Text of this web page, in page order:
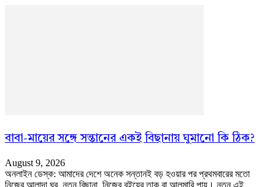
বাবা-মায়ের সঙ্গে সন্তানের একই বিছানায় ঘুমানো কি ঠিক?
August 9, 2026
অনলাইন ডেস্ক: আমাদের দেশে অনেক সন্তানই বড় হওয়ার পর প্রথমবারের মতো